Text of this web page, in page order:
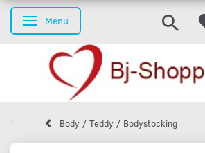
Skifte navigation
Menu
Body / Teddy / Bodystocking